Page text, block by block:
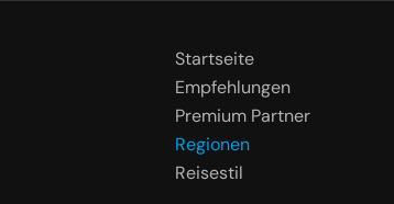
Startseite
Empfehlungen
Premium Partner
Regionen
Reisestil